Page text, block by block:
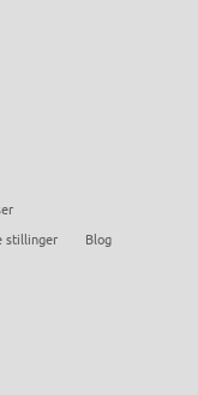
stillinger
Blog